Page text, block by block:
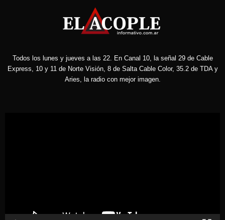
Todos los lunes y jueves a las 22. En Canal 10, la señal 29 de Cable
Express, 10 y 11 de Norte Visión, 8 de Salta Cable Color, 35.2 de TDA y
Aries, la radio con mejor imagen.